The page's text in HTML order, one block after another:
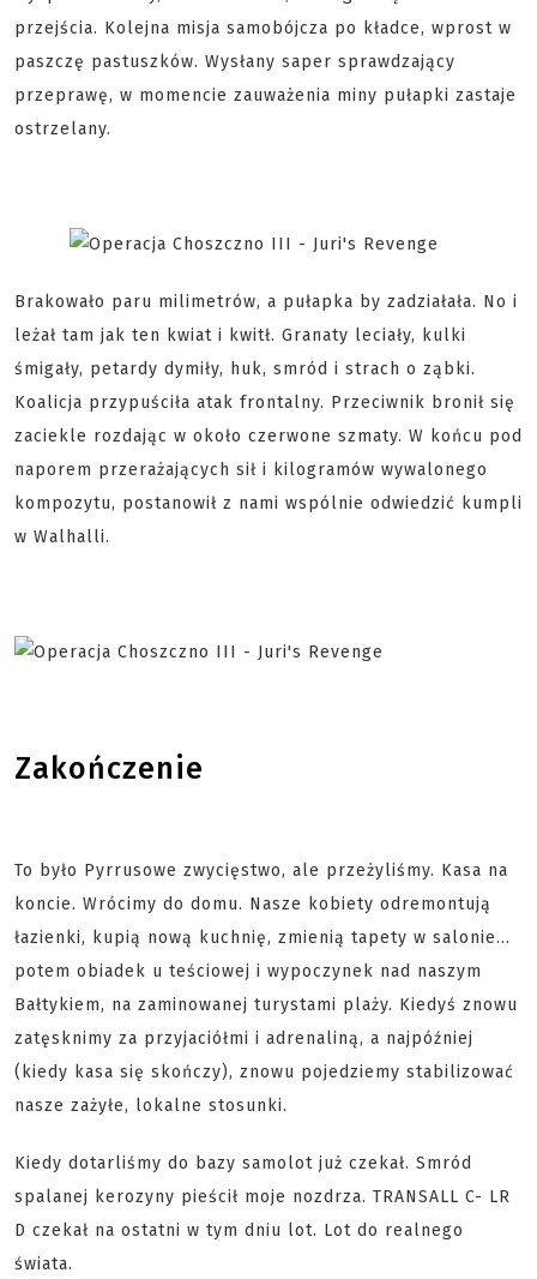
przejścia. Kolejna misja samobójcza po kładce, wprost w
paszczę pastuszków. Wysłany saper sprawdzający
przeprawę, w momencie zauważenia miny pułapki zastaje
ostrzelany.
Brakowało paru milimetrów, a pułapka by zadziałała. No i
leżał tam jak ten kwiat i kwitł. Granaty leciały, kulki
śmigały, petardy dymiły, huk, smród i strach o ząbki.
Koalicja przypuściła atak frontalny. Przeciwnik bronił się
zaciekle rozdając w około czerwone szmaty. W końcu pod
naporem przerażających sił i kilogramów wywalonego
kompozytu, postanowił z nami wspólnie odwiedzić kumpli
w Walhalli.
Zakończenie
To było Pyrrusowe zwycięstwo, ale przeżyliśmy. Kasa na
koncie. Wrócimy do domu. Nasze kobiety odremontują
łazienki, kupią nową kuchnię, zmienią tapety w salonie...
potem obiadek u teściowej i wypoczynek nad naszym
Bałtykiem, na zaminowanej turystami plaży. Kiedyś znowu
zatęsknimy za przyjaciółmi i adrenaliną, a najpóźniej
(kiedy kasa się skończy), znowu pojedziemy stabilizować
nasze zażyłe, lokalne stosunki.
Kiedy dotarliśmy do bazy samolot już czekał. Smród
spalanej kerozyny pieścił moje nozdrza. TRANSALL C- LR
D czekał na ostatni w tym dniu lot. Lot do realnego
świata.